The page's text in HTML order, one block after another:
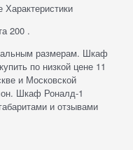
200 .
размерам. Шкаф
по низкой цене 11
и Московской
Шкаф Роналд-1
и отзывами